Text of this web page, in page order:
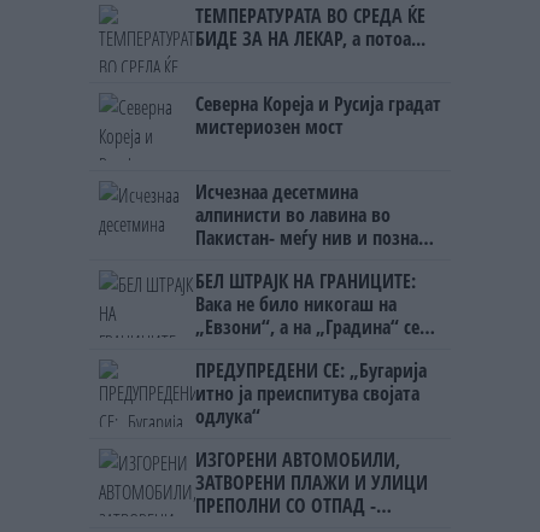
ТЕМПЕРАТУРАТА ВО СРЕДА ЌЕ
БИДЕ ЗА НА ЛЕКАР, а потоа...
Северна Кореја и Русија градат
мистериозен мост
Исчезнаа десетмина
алпинисти во лавина во
Пакистан- меѓу нив и познат
БЕЛ ШТРАЈК НА ГРАНИЦИТЕ:
Вака не било никогаш на
„Евзони“, а на „Градина“ се
ПРЕДУПРЕДЕНИ СЕ: „Бугарија
итно ја преиспитува својата
одлука“
ИЗГОРЕНИ АВТОМОБИЛИ,
ЗАТВОРЕНИ ПЛАЖИ И УЛИЦИ
ПРЕПОЛНИ СО ОТПАД -